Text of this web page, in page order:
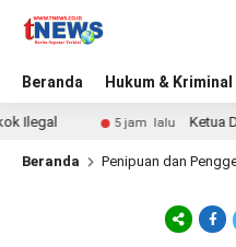
Beranda Hukum & Kriminal
Ilegal 5 jam lalu Ketua
Beranda Penipuan dan